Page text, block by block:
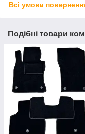
Всі умови
Подібні товари